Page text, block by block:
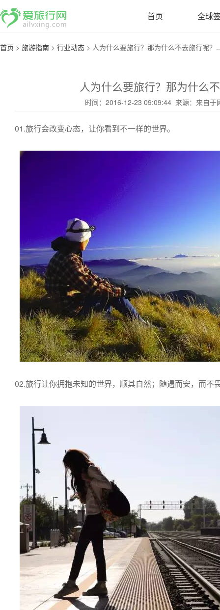
首页 全球
首页 > 旅游指南 > 行业动态 > 人为什么要旅行？那为什么不去旅行呢？
人为什么要旅行？那为什么
时间：2016-12-23 09:09:44 来源：来自于
01.旅行会改变心态，让你看到不一样的世界。
02.旅行让你拥抱未知的世界，顺其自然；随遇而安，而不